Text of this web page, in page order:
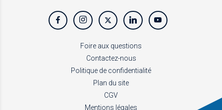
Foire aux questions
Contactez-nous
Politique de confidentialité
Plan du site
CGV
Mentions légales